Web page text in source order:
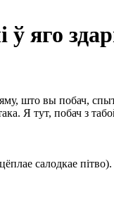
яго
яму, што вы побач,
Я тут, побач з
салодкае пітво).